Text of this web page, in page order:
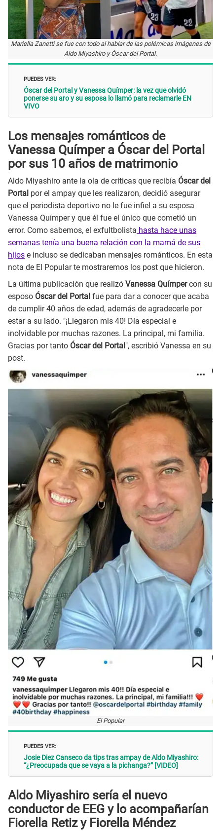
Mariella Zanetti se fue con todo al hablar de las polémicas imágenes de
Aldo Miyashiro y Óscar del Portal.
PUEDES VER:
Óscar del Portal y Vanessa Químper: la vez que olvidó
ponerse su aro y su esposa lo llamó para reclamarle EN
VIVO
Los mensajes románticos de
Vanessa Químper a Óscar del Portal
por sus 10 años de matrimonio
Aldo Miyashiro ante la ola de críticas que recibía Óscar del
Portal por el ampay que les realizaron, decidió asegurar
que el periodista deportivo no le fue infiel a su esposa
Vanessa Químper y que él fue el único que cometió un
error. Como sabemos, el exfultbolista hasta hace unas
semanas tenía una buena relación con la mamá de sus
hijos e incluso se dedicaban mensajes románticos. En esta
nota de El Popular te mostraremos los post que hicieron.
La última publicación que realizó Vanessa Químpercon su
esposo Óscar del Portal fue para dar a conocer que acaba
de cumplir 40 años de edad, además de agradecerle por
estar a su lado. "¡Llegaron mis 40! Día especial e
inolvidable por muchas razones. La principal, mi familia.
Gracias por tanto Óscar del Portal", escribió Vanessa en su
post.
El Popular
PUEDES VER:
Josie Diez Canseco da tips tras ampay de Aldo Miyashiro:
“¿Preocupada que se vaya a la pichanga?” [VIDEO]
Aldo Miyashiro sería el nuevo
conductor de EEG y lo acompañarían
Fiorella Retiz y Fiorella Méndez